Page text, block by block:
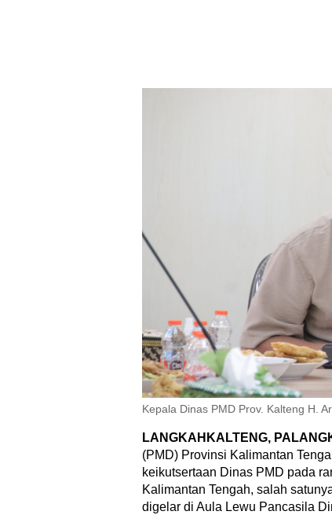
Kepala Dinas PMD Prov. Kalteng H.
LANGKAHKALTENG,
(PMD) Provinsi Kalimantan
keikutsertaan Dinas PMD pada
Kalimantan Tengah, salah
digelar di Aula Lewu Pancasila